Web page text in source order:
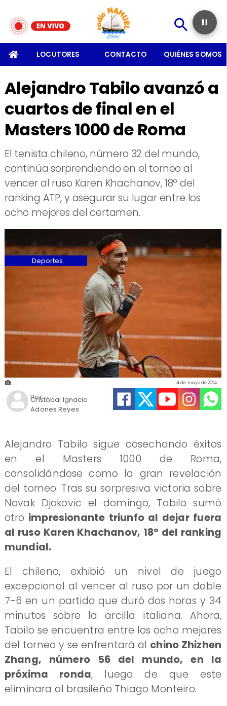
LOCUTORES CONTACTO QUIÉNES SOMOS
Alejandro Tabilo avanzó a
cuartos de final en el
Masters 1000 de Roma
​El tenista chileno, número 32 del mundo,
continúa sorprendiendo en el torneo al
vencer al ruso Karen Khachanov, 18º del
ranking ATP, y asegurar su lugar entre los
ocho mejores del certamen.
Cristóbal Ignacio
Adones Reyes
14 de mayo de 2024
Deportes
Por
Alejandro Tabilo sigue cosechando éxitos
en el Masters 1000 de Roma,
consolidándose como la gran revelación
del torneo. Tras su sorpresiva victoria sobre
Novak Djokovic el domingo, Tabilo sumó
otro impresionante triunfo al dejar fuera
al ruso Karen Khachanov, 18º del ranking
mundial.
El chileno, exhibió un nivel de juego
excepcional al vencer al ruso por un doble
7-6 en un partido que duró dos horas y 34
minutos sobre la arcilla italiana. Ahora,
Tabilo se encuentra entre los ocho mejores
del torneo y se enfrentará al chino Zhizhen
Zhang, número 56 del mundo, en la
próxima ronda, luego de que este
eliminara al brasileño Thiago Monteiro.